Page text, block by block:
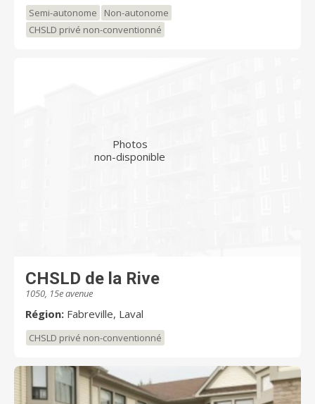
qualité, avec un personnel qualifié. Aussi : un choix de
menus variés à chaque jour et des activités au
minimum 2 fois par jour pour stimuler leur motricité et
Semi-autonome
Non-autonome
CHSLD privé non-conventionné
Photos
non-disponible
CHSLD de la Rive
1050, 15e avenue
Région: Fabreville, Laval
CHSLD privé non-conventionné